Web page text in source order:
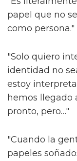
papel que no
como persona."
"Solo quiero
identidad no
estoy
hemos llegado
pronto, pero…"
"Cuando la
papeles